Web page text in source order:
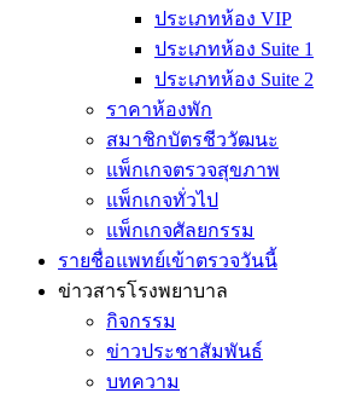
ประเภทห้อง VIP
ประเภทห้อง Suite 1
ประเภทห้อง Suite 2
ราคาห้องพัก
สมาชิกบัตรชีววัฒนะ
แพ็กเกจตรวจสุขภาพ
แพ็กเกจทั่วไป
แพ็กเกจศัลยกรรม
รายชื่อแพทย์เข้าตรวจวันนี้
ข่าวสารโรงพยาบาล
กิจกรรม
ข่าวประชาสัมพันธ์
บทความ